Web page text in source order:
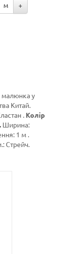
м +
малюнка у
Китай.
. Колір
Ширина:
1 м .
Стрейч.